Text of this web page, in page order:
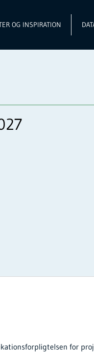
OG INSPIRATION
for